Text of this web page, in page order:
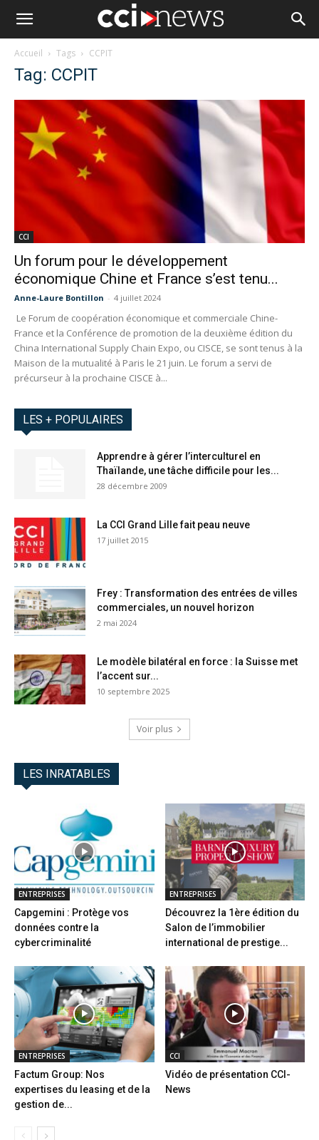
Accueil Tags CCPIT
Tag: CCPIT
CCI
Un forum pour le développement
économique Chine et France s’est tenu...
Anne-Laure Bontillon - 4 juillet 2024
Le Forum de coopération économique et commerciale Chine-
France et la Conférence de promotion de la deuxième édition du
China International Supply Chain Expo, ou CISCE, se sont tenus à la
Maison de la mutualité à Paris le 21 juin. Le forum a servi de
précurseur à la prochaine CISCE à...
LES + POPULAIRES
Apprendre à gérer l’interculturel en
Thaïlande, une tâche difficile pour les...
28 décembre 2009
La CCI Grand Lille fait peau neuve
17 juillet 2015
Frey : Transformation des entrées de villes
commerciales, un nouvel horizon
2 mai 2024
Le modèle bilatéral en force : la Suisse met
l’accent sur...
10 septembre 2025
Voir plus
LES INRATABLES
ENTREPRISES
Capgemini : Protège vos
données contre la
cybercriminalité
ENTREPRISES
Découvrez la 1ère édition du
Salon de l’immobilier
international de prestige...
ENTREPRISES
Factum Group: Nos
expertises du leasing et de la
gestion de...
CCI
Vidéo de présentation CCI-
News